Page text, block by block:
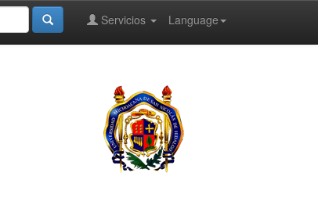
Language
Servicios